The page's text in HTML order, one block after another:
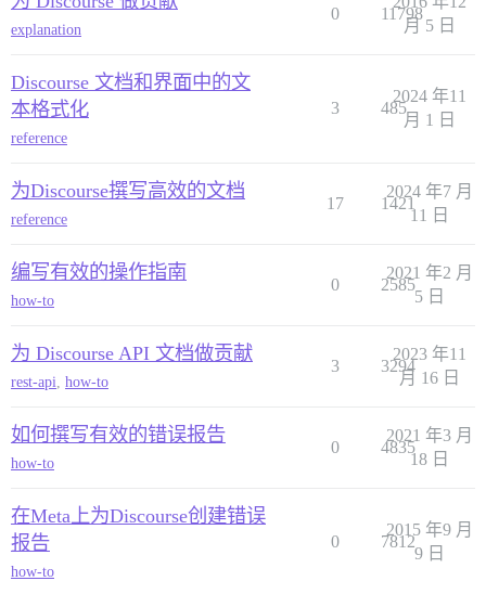
explanation
0 11798
月 5 日
Discourse 文档和界面中的文
本格式化
reference
3 485
2024 年11
月 1 日
为Discourse撰写高效的文档
reference
17 1421
2024 年7 月
11 日
编写有效的操作指南
how-to
0 2585
2021 年2 月
5 日
为 Discourse API 文档做贡献
rest-api, how-to
3 3294
2023 年11
月 16 日
如何撰写有效的错误报告
how-to
0 4835
2021 年3 月
18 日
在Meta上为Discourse创建错误
报告
how-to
0 7812
2015 年9 月
9 日